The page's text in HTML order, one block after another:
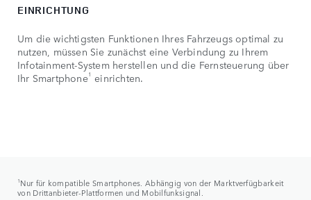
EINRICHTUNG
Um die wichtigsten Funktionen Ihres Fahrzeugs optimal zu
nutzen, müssen Sie zunächst eine Verbindung zu Ihrem
Infotainment‑System herstellen und die Fernsteuerung über
Ihr Smartphone1 einrichten.
1 Nur für kompatible Smartphones. Abhängig von der Marktverfügbarkeit
von Drittanbieter-Plattformen und Mobilfunksignal.